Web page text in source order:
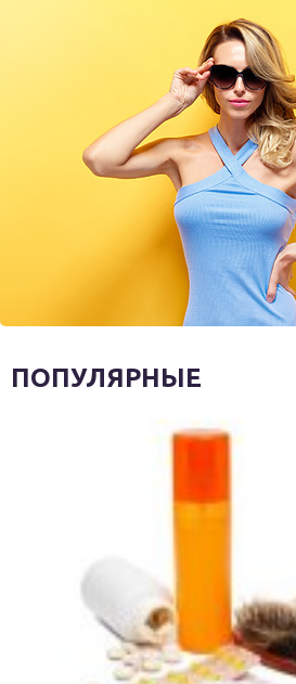
ПОПУЛЯРНЫЕ